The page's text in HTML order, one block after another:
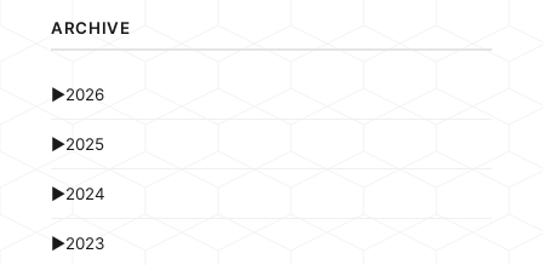
ARCHIVE
►2026
►2025
►2024
►2023